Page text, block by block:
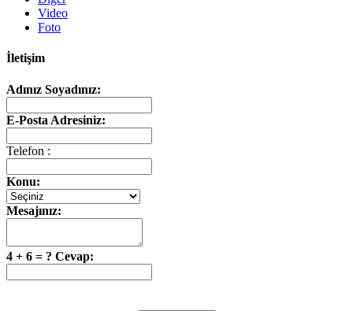
Video
Foto
İletişim
Adınız Soyadınız:
E-Posta Adresiniz:
Telefon :
Konu:
Mesajınız:
4 + 6 = ? Cevap: